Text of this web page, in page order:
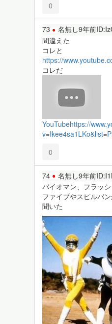
0
73 名無し9年前
間違えた
コレと
https://
コレだ
YouTubehttps://
0
74 名無し9年前
バイオマン、フラッ
ファイブやスピルバ
聞いた